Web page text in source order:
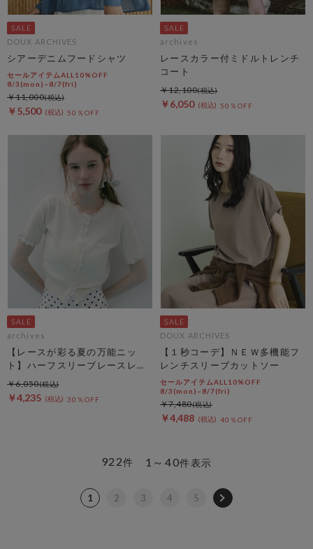
DOUX ARCHIVES
シアーデニムフードシャツ
セールアイテムALL10%OFF
8/3(mon)~8/7(fri)
￥5,500 50％OFF
￥11,000
archives
レースカラー付ミドルトレンチ
コート
￥6,050 50％OFF
￥12,100
archives
【レースが彩る夏の万能ニッ
ト】ハーフスリーブレースレイ
ヤードニットカーディガン
￥4,235 30％OFF
￥6,050
DOUX ARCHIVES
【１秒コーデ】ＮＥＷ多機能フ
レンチスリーブカットソー
セールアイテムALL10%OFF
8/3(mon)~8/7(fri)
￥4,488 40％OFF
￥7,480
1～40件表示
922件
1 2 3 4 5